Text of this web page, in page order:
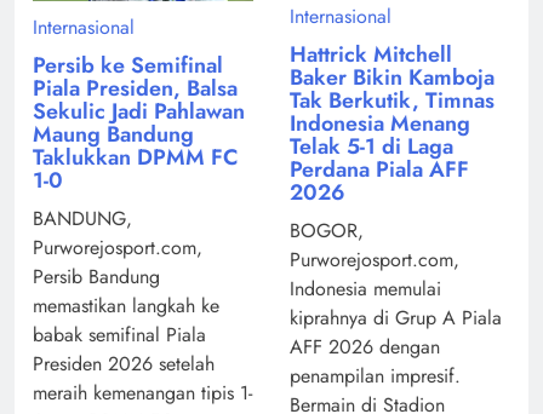
Internasional
Persib ke Semifinal
Piala Presiden, Balsa
Sekulic Jadi Pahlawan
Maung Bandung
Taklukkan DPMM FC
1-0
BANDUNG,
Purworejosport.com,
Persib Bandung
memastikan langkah ke
babak semifinal Piala
Presiden 2026 setelah
meraih kemenangan tipis 1-
Internasional
Hattrick Mitchell
Baker Bikin Kamboja
Tak Berkutik, Timnas
Indonesia Menang
Telak 5-1 di Laga
Perdana Piala AFF
2026
BOGOR,
Purworejosport.com,
Indonesia memulai
kiprahnya di Grup A Piala
AFF 2026 dengan
penampilan impresif.
Bermain di Stadion